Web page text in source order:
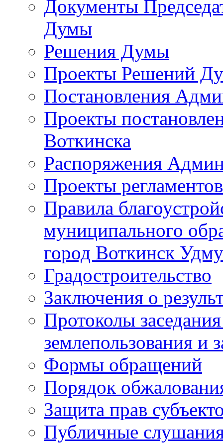
Документы
Думы
Решения Думы
Проекты Решений
Постановления
Проекты
Воткинска
Распоряжения
Проекты
Правила
муниципального
город Воткинск
Градостроительство
Заключения о
Протоколы
землепользования и
Формы обращений
Порядок
Защита прав
Публичные